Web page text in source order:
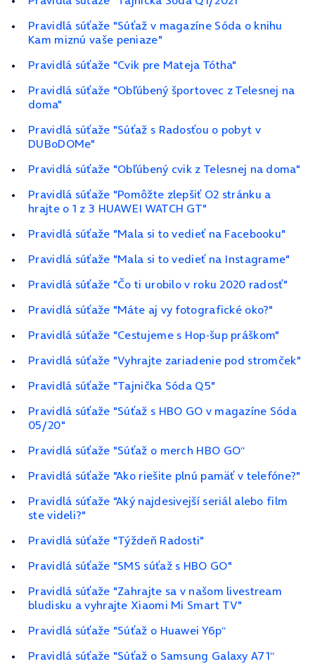
Pravidlá súťaže "Súťaž v magazíne Sóda o knihu
Kam miznú vaše peniaze"
Pravidlá súťaže "Cvik pre Mateja Tótha"
Pravidlá súťaže "Obľúbený športovec z Telesnej na
doma"
Pravidlá súťaže "Súťaž s Radosťou o pobyt v
DUBoDOMe"
Pravidlá súťaže "Obľúbený cvik z Telesnej na doma"
Pravidlá súťaže "Pomôžte zlepšiť O2 stránku a
hrajte o 1 z 3 HUAWEI WATCH GT"
Pravidlá súťaže "Mala si to vedieť na Facebooku"
Pravidlá súťaže "Mala si to vedieť na Instagrame"
Pravidlá súťaže "Čo ti urobilo v roku 2020 radosť"
Pravidlá súťaže "Máte aj vy fotografické oko?"
Pravidlá súťaže "Cestujeme s Hop-šup práškom"
Pravidlá súťaže "Vyhrajte zariadenie pod stromček"
Pravidlá súťaže "Tajnička Sóda Q5"
Pravidlá súťaže "Súťaž s HBO GO v magazíne Sóda
05/20"
Pravidlá súťaže "Súťaž o merch HBO GO“
Pravidlá súťaže "Ako riešite plnú pamäť v telefóne?"
Pravidlá súťaže "Aký najdesivejší seriál alebo film
ste videli?"
Pravidlá súťaže "Týždeň Radosti"
Pravidlá súťaže "SMS súťaž s HBO GO"
Pravidlá súťaže "Zahrajte sa v našom livestream
bludisku a vyhrajte Xiaomi Mi Smart TV"
Pravidlá súťaže "Súťaž o Huawei Y6p“
Pravidlá súťaže "Súťaž o Samsung Galaxy A71“